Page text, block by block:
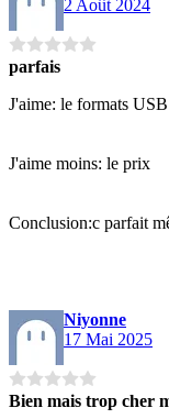
2 Août 2024
parfais
J'aime: le formats
J'aime moins: le prix
Conclusion:c parfait
Niyonne
17 Mai 2025
Bien mais trop cher